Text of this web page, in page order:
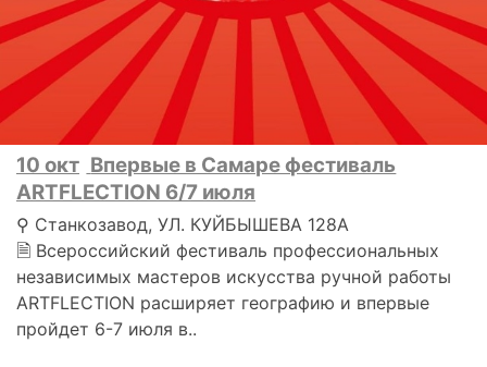
10 окт Впервые в Самаре фестиваль
ARTFLECTION 6/7 июля
⚲ Станкозавод, УЛ. КУЙБЫШЕВА 128А
🗎 Всероссийский фестиваль профессиональных
независимых мастеров искусства ручной работы
ARTFLECTION расширяет географию и впервые
пройдет 6-7 июля в..